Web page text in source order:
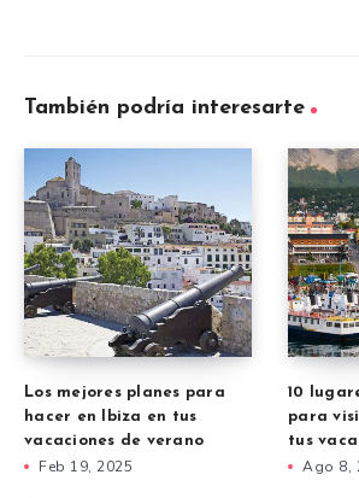
También podría interesarte
Los mejores planes para
hacer en Ibiza en tus
vacaciones de verano
Feb 19, 2025
10
para
tus
Ago 8,